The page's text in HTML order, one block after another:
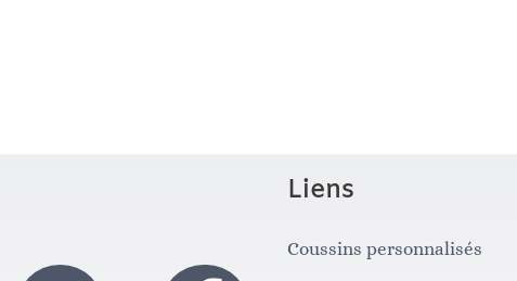
Liens
Coussins personnalisés